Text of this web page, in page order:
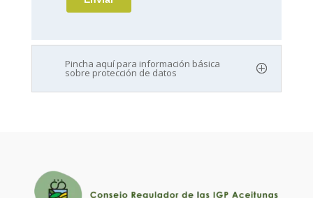
Pincha aquí para información básica
sobre protección de datos